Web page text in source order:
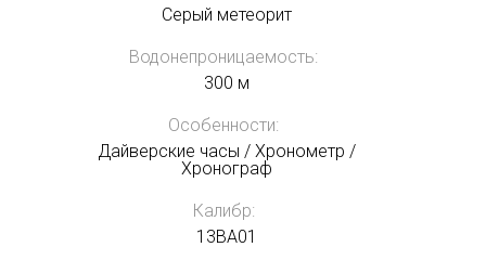
Серый метеорит
Водонепроницаемость:
300 м
Особенности:
Дайверские часы / Хронометр /
Хронограф
Калибр:
13BA01